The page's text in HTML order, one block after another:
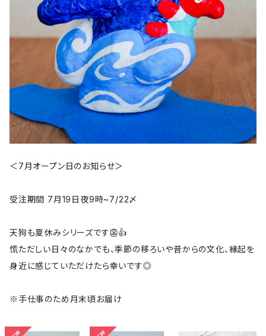
＜7月オープン日のお知らせ＞
受注期間 7月19日夜9時~7/22〆
天狗も夏休みシリーズです👺👍
慌ただしい日々のなかでも、季節の移ろいや昔からの文化、縁起を
身近に感じていただけたら幸いです◎
※手仕事のため月末頃お届け